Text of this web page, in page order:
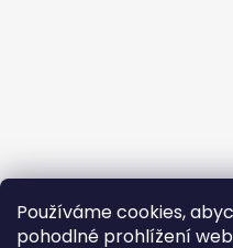
Používáme cookies,
pohodlné prohlížení